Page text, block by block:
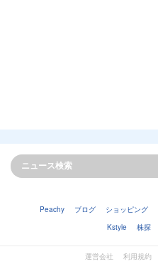
Peachy ブログ ショッピング
Kstyle
株探
運営会社 利用規約